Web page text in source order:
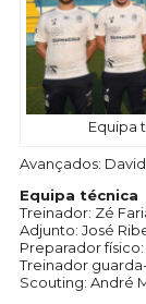
Equipa
Avançados:
Equipa técnica
Treinador: Zé
Adjunto: José
Preparador
Treinador
Scouting: André